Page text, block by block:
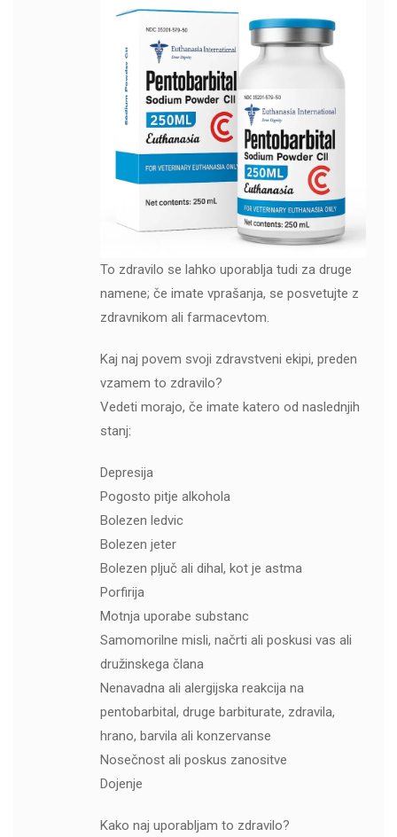
To zdravilo se lahko uporablja tudi za druge
namene; če imate vprašanja, se posvetujte z
zdravnikom ali farmacevtom.
Kaj naj povem svoji zdravstveni ekipi, preden
vzamem to zdravilo?
Vedeti morajo, če imate katero od naslednjih
stanj:
Depresija
Pogosto pitje alkohola
Bolezen ledvic
Bolezen jeter
Bolezen pljuč ali dihal, kot je astma
Porfirija
Motnja uporabe substanc
Samomorilne misli, načrti ali poskusi vas ali
družinskega člana
Nenavadna ali alergijska reakcija na
pentobarbital, druge barbiturate, zdravila,
hrano, barvila ali konzervanse
Nosečnost ali poskus zanositve
Dojenje
Kako naj uporabljam to zdravilo?